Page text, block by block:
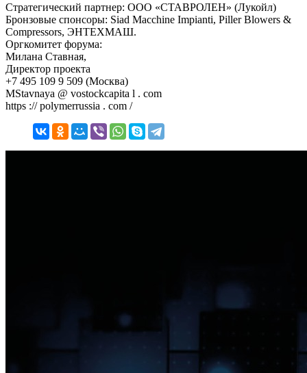
Стратегический партнер: ООО «СТАВРОЛЕН» (Лукойл)
Бронзовые спонсоры: Siad Macchine Impianti, Piller Blowers &
Compressors, ЭНТЕХМАШ.
Оргкомитет форума:
Милана Ставная,
Директор проекта
+7 495 109 9 509 (Москва)
MStavnaya @ vostockcapita l . com
https :// polymerrussia . com /